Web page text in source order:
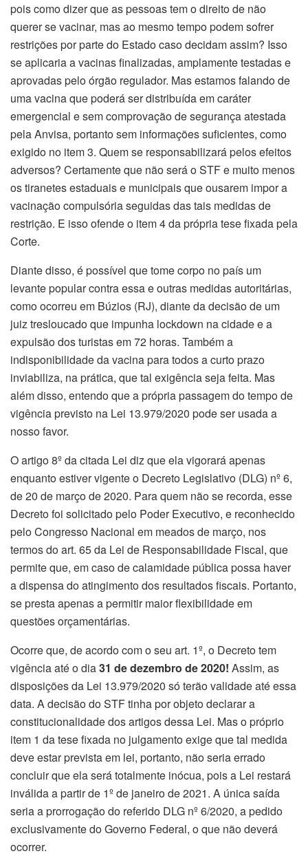
pois como dizer que as pessoas tem o direito de não
querer se vacinar, mas ao mesmo tempo podem sofrer
restrições por parte do Estado caso decidam assim? Isso
se aplicaria a vacinas finalizadas, amplamente testadas e
aprovadas pelo órgão regulador. Mas estamos falando de
uma vacina que poderá ser distribuída em caráter
emergencial e sem comprovação de segurança atestada
pela Anvisa, portanto sem informações suficientes, como
exigido no item 3. Quem se responsabilizará pelos efeitos
adversos? Certamente que não será o STF e muito menos
os tiranetes estaduais e municipais que ousarem impor a
vacinação compulsória seguidas das tais medidas de
restrição. E isso ofende o item 4 da própria tese fixada pela
Corte.
Diante disso, é possível que tome corpo no país um
levante popular contra essa e outras medidas autoritárias,
como ocorreu em Búzios (RJ), diante da decisão de um
juiz tresloucado que impunha lockdown na cidade e a
expulsão dos turistas em 72 horas. Também a
indisponibilidade da vacina para todos a curto prazo
inviabiliza, na prática, que tal exigência seja feita. Mas
além disso, entendo que a própria passagem do tempo de
vigência previsto na Lei 13.979/2020 pode ser usada a
nosso favor.
O artigo 8º da citada Lei diz que ela vigorará apenas
enquanto estiver vigente o Decreto Legislativo (DLG) nº 6,
de 20 de março de 2020. Para quem não se recorda, esse
Decreto foi solicitado pelo Poder Executivo, e reconhecido
pelo Congresso Nacional em meados de março, nos
termos do art. 65 da Lei de Responsabilidade Fiscal, que
permite que, em caso de calamidade pública possa haver
a dispensa do atingimento dos resultados fiscais. Portanto,
se presta apenas a permitir maior flexibilidade em
questões orçamentárias.
Ocorre que, de acordo com o seu art. 1º, o Decreto tem
vigência até o dia31 de dezembro de 2020! Assim, as
disposições da Lei 13.979/2020 só terão validade até essa
data. A decisão do STF tinha por objeto declarar a
constitucionalidade dos artigos dessa Lei. Mas o próprio
item 1 da tese fixada no julgamento exige que tal medida
deve estar prevista em lei, portanto, não seria errado
concluir que ela será totalmente inócua, pois a Lei restará
inválida a partir de 1º de janeiro de 2021. A única saída
seria a prorrogação do referido DLG nº 6/2020, a pedido
exclusivamente do Governo Federal, o que não deverá
ocorrer.